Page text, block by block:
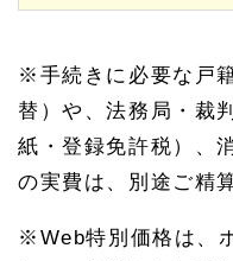
※手続きに必要な戸
替）や、法務局・裁
紙・登録免許税）、
の実費は、別途ご精
※Web特別価格は、